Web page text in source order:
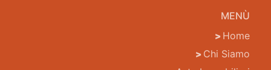
MENÙ
Home
Chi Siamo